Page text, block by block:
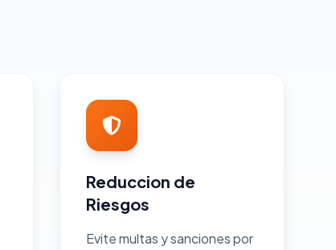
Reduccion de
Riesgos
Evite multas y sanciones por